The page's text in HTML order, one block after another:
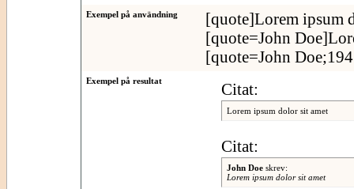
Exempel på användning
[quote]Lorem ipsum
[quote=John
[quote=John
Exempel på resultat Citat:
Lorem ipsum dolor sit amet
Citat:
John Doeskrev:
Lorem ipsum dolor sit amet